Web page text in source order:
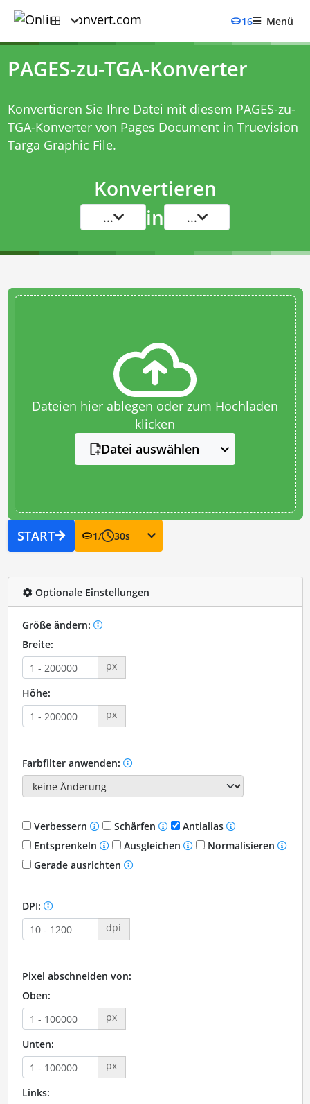
16 Menü
PAGES-zu-TGA-Konverter
Konvertieren Sie Ihre Datei mit diesem PAGES-zu-
TGA-Konvertervon Pages Document in Truevision
Targa Graphic File.
Konvertieren
... in ...
Dateien hier ablegen oder zum Hochladen
klicken
Datei auswählen
START 1/ 30s
Optionale Einstellungen
Größe ändern:
Breite:
px
Höhe:
px
Farbfilter anwenden:
Verbessern Schärfen
Antialias
Entsprenkeln
Ausgleichen
Normalisieren
Gerade ausrichten
DPI:
dpi
Pixel abschneiden von:
Oben:
px
Unten:
px
Links: